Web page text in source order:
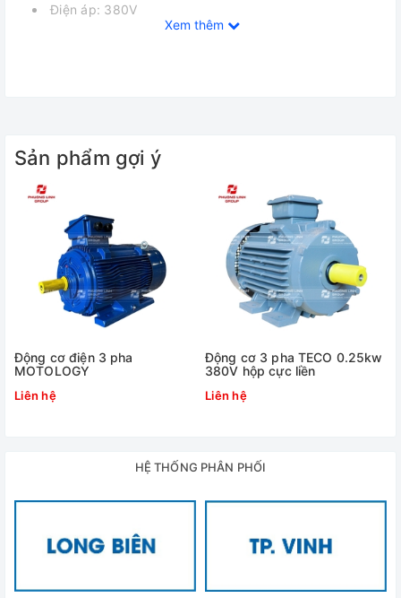
Điện áp: 380V
Định mức thời gian: Định mức sử dụng liên tục
Động cơ 3 pha là gì?
Động cơ điện 3 pha có cấu tạo gồm 2 phần chính: Stator và
Rotor
Phần Stator được làm bằng cách ghép các tấm thép
thép đúc. Cách mà các lá thép được gắn vào khung được
biểu diễn như hình dưới. Ở đây chỉ có một số lá thép được
hiển thị, dây quấn đi qua các khe(rãnh) của stator
Rotor được chia thành 2 loại gồm Rotor lồng sóc (được
quấn.
Ứng dụng động cơ điện 3 pha
Xem thêm
Sản phẩm gợi ý
Động cơ điện 3 pha
MOTOLOGY
Liên hệ
Động cơ 3 pha TECO 0.25kw
380V hộp cực liền
Liên hệ
HỆ THỐNG PHÂN PHỐI